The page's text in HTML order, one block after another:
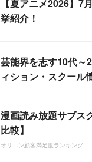
【夏アニメ2026】7
挙紹介！
芸能界を志す10代
ィション・スクール
漫画読み放題サブス
比較】
オリコン顧客満足度ランキング